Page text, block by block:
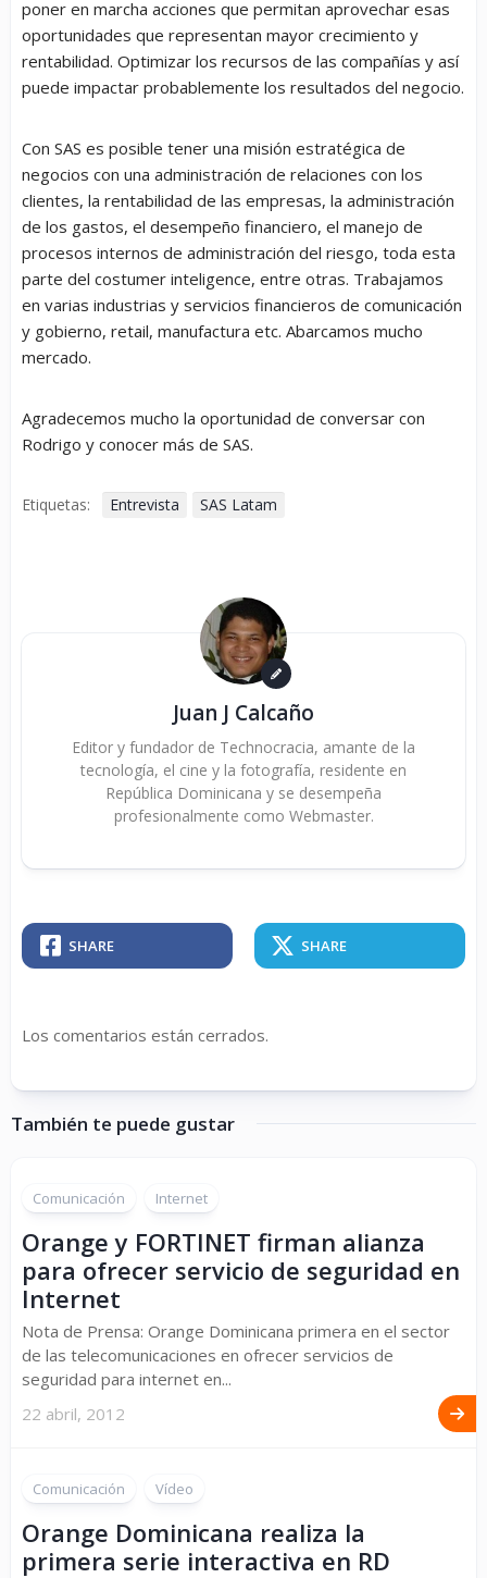
poner en marcha acciones que permitan aprovechar esas
oportunidades que representan mayor crecimiento y
rentabilidad. Optimizar los recursos de las compañías y así
puede impactar probablemente los resultados del negocio.
Con SAS es posible tener una misión estratégica de
negocios con una administración de relaciones con los
clientes, la rentabilidad de las empresas, la administración
de los gastos, el desempeño financiero, el manejo de
procesos internos de administración del riesgo, toda esta
parte del costumer inteligence, entre otras. Trabajamos
en varias industrias y servicios financieros de comunicación
y gobierno, retail, manufactura etc. Abarcamos mucho
mercado.
Agradecemos mucho la oportunidad de conversar con
Rodrigo y conocer más de SAS.
Etiquetas: Entrevista SAS Latam
Juan J Calcaño
Editor y fundador de Technocracia, amante de la
tecnología, el cine y la fotografía, residente en
República Dominicana y se desempeña
profesionalmente como Webmaster.
SHARE SHARE
Los comentarios están cerrados.
También te puede gustar
Comunicación Internet
Orange y FORTINET firman alianza
para ofrecer servicio de seguridad en
Internet
Nota de Prensa: Orange Dominicana primera en el sector
de las telecomunicaciones en ofrecer servicios de
seguridad para internet en...
22 abril, 2012
Comunicación Vídeo
Orange Dominicana realiza la
primera serie interactiva en RD